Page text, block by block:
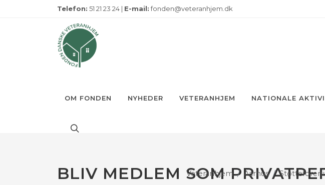
Telefon: 51 21 23 24 | E-mail: fonden@veteranhjem.dk
OM FONDEN NYHEDER VETERANHJEM NATIONALE
BLIV MEDLEM SOM
Veteranhjem Aarhus